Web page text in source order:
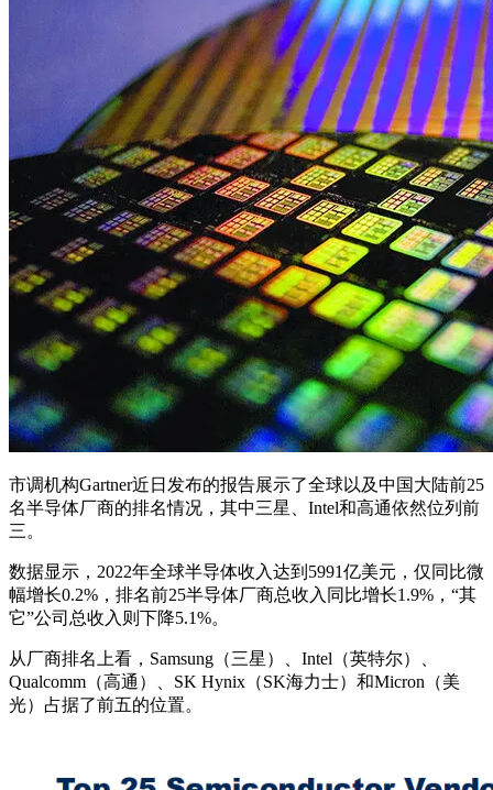
市调机构Gartner近日发布的报告展示了全球以及中国大陆前25
名半导体厂商的排名情况，其中三星、Intel和高通依然位列前
三。
数据显示，2022年全球半导体收入达到5991亿美元，仅同比微
幅增长0.2%，排名前25半导体厂商总收入同比增长1.9%，“其
它”公司总收入则下降5.1%。
从厂商排名上看，Samsung（三星）、Intel（英特尔）、
Qualcomm（高通）、SK Hynix（SK海力士）和Micron（美
光）占据了前五的位置。